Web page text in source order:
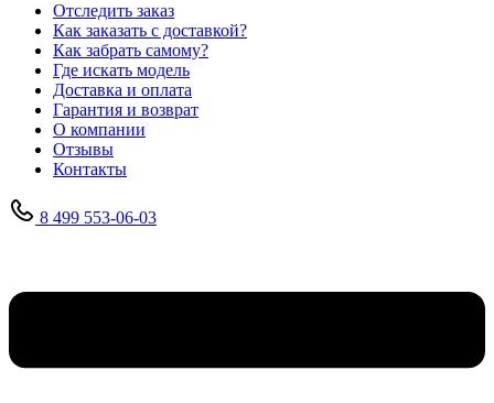
Отследить заказ
Как заказать с доставкой?
Как забрать самому?
Где искать модель
Доставка и оплата
Гарантия и возврат
О компании
Отзывы
Контакты
8 499 553-06-03